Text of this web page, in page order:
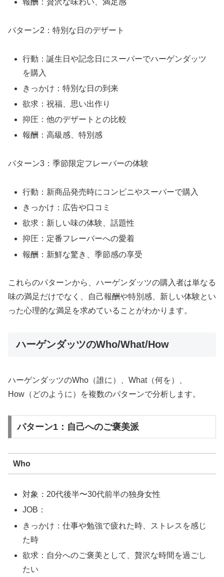
報酬：贅沢な味わい、満足感
パターン2：特別な日のデザート
行動：誕生日や記念日にスーパーでハーゲンダッツ
を購入
きっかけ：特別な日の到来
欲求：祝福、思い出作り
抑圧：他のデザートとの比較
報酬：高級感、特別感
パターン3：季節限定フレーバーの体験
行動：新商品発売時にコンビニやスーパーで購入
きっかけ：広告や口コミ
欲求：新しい味の体験、話題性
抑圧：定番フレーバーへの愛着
報酬：新鮮な驚き、季節感の享受
これらのパターンから、ハーゲンダッツの購入者は単なる
味の満足だけでなく、自己報酬や特別感、新しい体験とい
った心理的な満足を求めていることがわかります。
ハーゲンダッツのWho/What/How
ハーゲンダッツのWho（誰に）、What（何を）、
How（どのように）を複数のパターンで分析します。
パターン1：自己へのご褒美派
Who
対象：20代後半〜30代前半の独身女性
JOB：
きっかけ：仕事や勉強で疲れた時、ストレスを感じ
た時
欲求：自分へのご褒美として、贅沢な時間を過ごし
たい